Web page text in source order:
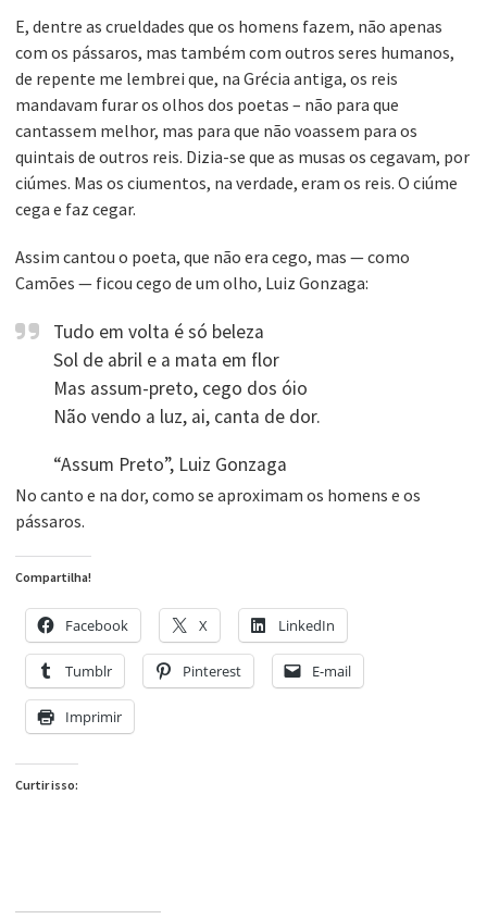
E, dentre as crueldades que os homens fazem, não apenas
com os pássaros, mas também com outros seres humanos,
de repente me lembrei que, na Grécia antiga, os reis
mandavam furar os olhos dos poetas – não para que
cantassem melhor, mas para que não voassem para os
quintais de outros reis. Dizia-se que as musas os cegavam, por
ciúmes. Mas os ciumentos, na verdade, eram os reis. O ciúme
cega e faz cegar.
Assim cantou o poeta, que não era cego, mas — como
Camões — ficou cego de um olho, Luiz Gonzaga:
Tudo em volta é só beleza
Sol de abril e a mata em flor
Mas assum-preto, cego dos óio
Não vendo a luz, ai, canta de dor.
“Assum Preto”, Luiz Gonzaga
No canto e na dor, como se aproximam os homens e os
pássaros.
Compartilha!
Facebook X LinkedIn
Tumblr Pinterest E-mail
Imprimir
Curtir isso: